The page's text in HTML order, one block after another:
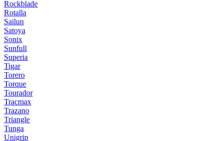
Rockblade
Rotalla
Sailun
Satoya
Sonix
Sunfull
Superia
Tigar
Torero
Torque
Tourador
Tracmax
Trazano
Triangle
Tunga
Unigrip